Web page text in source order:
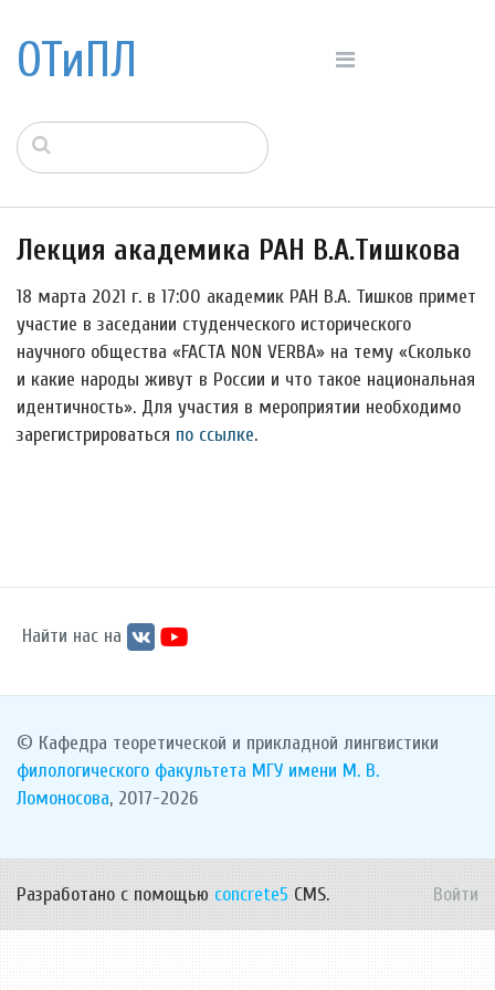
ОТиПЛ
Лекция академика РАН В.А.Тишкова
18 марта 2021 г. в 17:00 академик РАН В.А. Тишков примет
участие в заседании студенческого исторического
научного общества «FACTA NON VERBA» на тему «Сколько
и какие народы живут в России и что такое национальная
идентичность». Для участия в мероприятии необходимо
зарегистрироваться по ссылке.
Найти нас на
© Кафедра теоретической и прикладной лингвистики
филологического факультета МГУ имени М. В.
Ломоносова, 2017-2026
Разработано с помощью concrete5 CMS. Войти